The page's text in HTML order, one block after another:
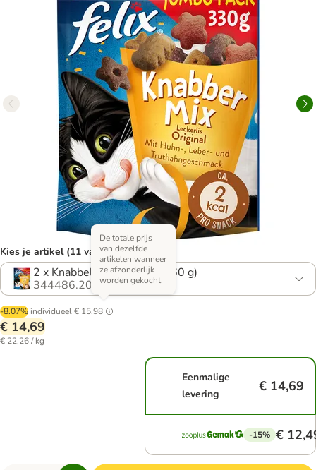
Kies je artikel (11 varianten)
2 x Knabbel Mix Original (660 g)
344486.20
-8.07% individueel€ 15,98
De totale prijs
van dezelfde
artikelen wanneer
ze afzonderlijk
worden gekocht
€ 14,69
€ 22,26 / kg
Eenmalige
levering
€ 14,69
-15% €